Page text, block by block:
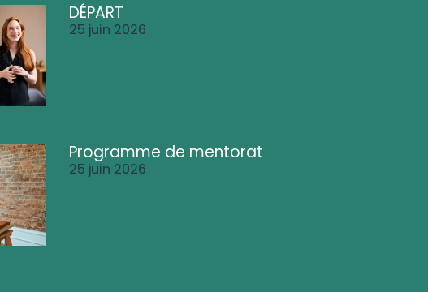
DÉPART
25 juin 2026
Programme de mentorat
25 juin 2026